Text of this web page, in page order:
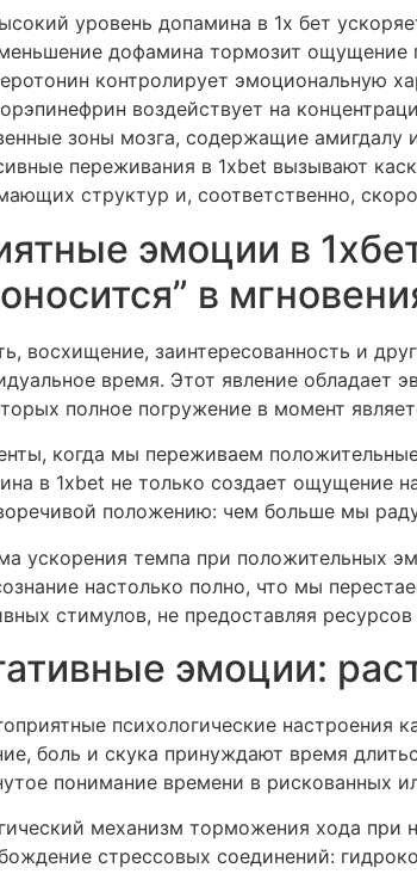
уровень допамина в 1х бет
дофамина тормозит ощущение
контролирует эмоциональную
воздействует на
зоны мозга, содержащие
переживания в 1xbet вызывают
структур и, соответственно,
эмоции в
в
восхищение, заинтересованность и
время. Этот явление обладает
полное погружение в момент
когда мы переживаем
в 1xbet не только создает ощущение
положению: чем больше мы
ускорения темпа при положительных
настолько полно, что мы
стимулов, не предоставляя
эмоции:
психологические
боль и скука принуждают время
понимание времени в рискованных
механизм торможения хода при
стрессовых соединений: